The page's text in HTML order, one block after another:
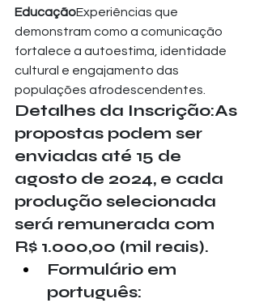
EducaçãoExperiências que
demonstram como a comunicação
fortalece a autoestima, identidade
cultural e engajamento das
populações afrodescendentes.
Detalhes da Inscrição:As
propostas podem ser
enviadas até 15 de
agosto de 2024, e cada
produção selecionada
será remunerada com
R$ 1.000,00 (mil reais).
Formulário em
português: